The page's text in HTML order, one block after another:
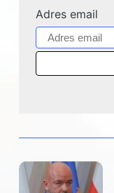
Adres email